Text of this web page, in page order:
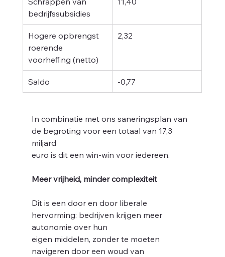
at
bedrijfssubsidies
Hogere opbrengst
roerende
voorheﬃng (netto)
2,32
Saldo -0,77
In combinatie met ons saneringsplan van
de begroting voor een totaal van 17,3
miljard
euro is dit een win-win voor iedereen.
Meer vrijheid, minder complexiteit
Dit is een door en door liberale
hervorming: bedrijven krijgen meer
autonomie over hun
eigen middelen, zonder te moeten
navigeren door een woud van